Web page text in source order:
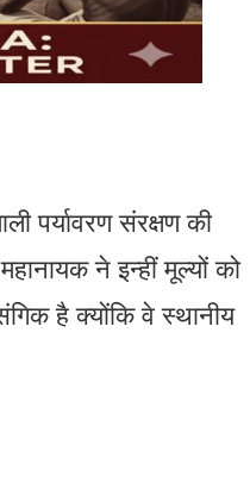
पर्यावरण संरक्षण की
ने इन्हीं मूल्यों को
है क्योंकि वे स्थानीय